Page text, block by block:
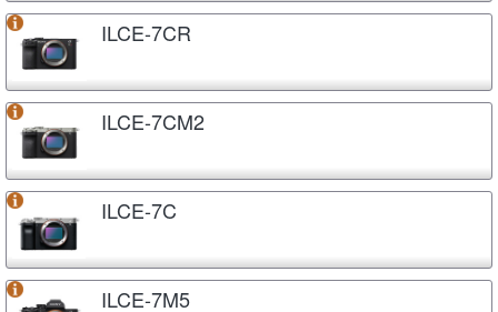
ILCE-7CR
ILCE-7CM2
ILCE-7C
ILCE-7M5